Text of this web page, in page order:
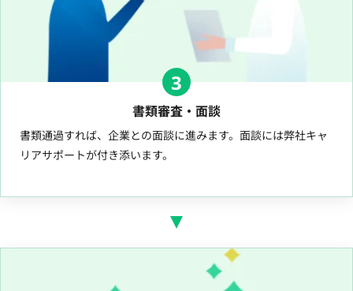
3
書類審査・面談
書類通過すれば、企業との面談に進みます。面談には弊社キャ
リアサポートが付き添います。